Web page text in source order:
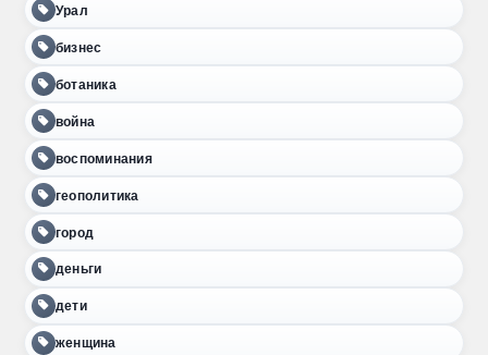
Урал
бизнес
ботаника
война
воспоминания
геополитика
город
деньги
дети
женщина